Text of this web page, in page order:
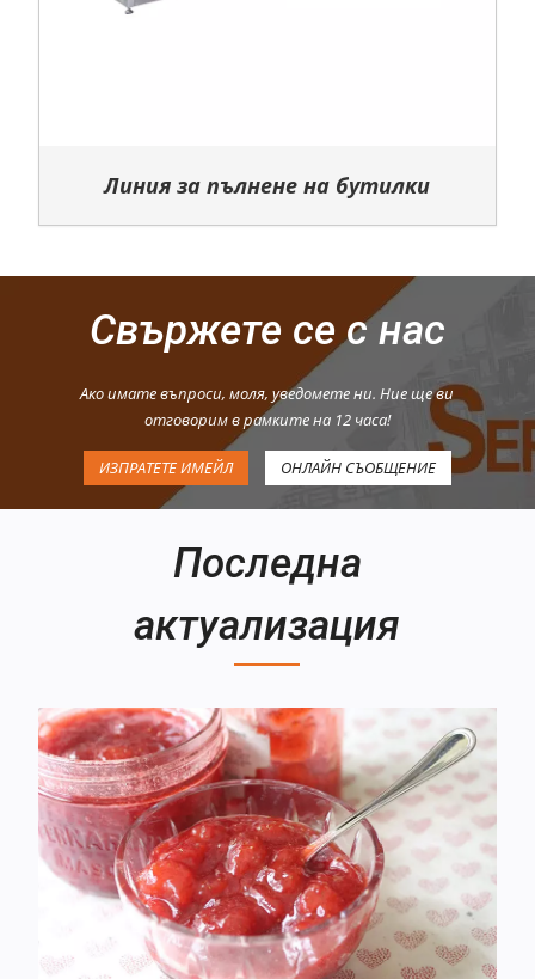
Линия за пълнене на бутилки
Свържете се с нас
Ако имате въпроси, моля, уведомете ни. Ние ще ви
отговорим в рамките на 12 часа!
ИЗПРАТЕТЕ ИМЕЙЛ ОНЛАЙН СЪОБЩЕНИЕ
Последна
актуализация